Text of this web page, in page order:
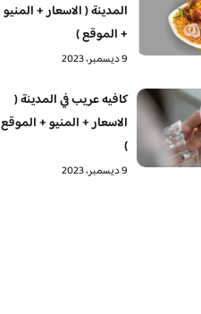
المدينة ( الاسعار + المنيو
+ الموقع )
9 ديسمبر، 2023
كافيه عريب في المدينة (
الاسعار + المنيو + الموقع
)
9 ديسمبر، 2023